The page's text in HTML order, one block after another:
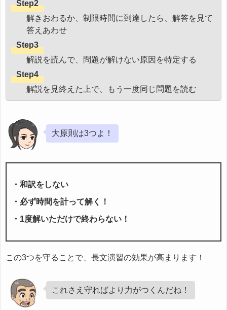
Step2
解きおわるか、制限時間に到達したら、解答を見て
答えあわせ
Step3
解説を読んで、問題が解けない原因を特定する
Step4
解説を見終えた上で、もう一度同じ問題を読む
大原則は3つよ！
・和訳をしない
・必ず時間を計って解く！
・1度解いただけで終わらない！
この3つを守ることで、長文演習の効果が高まります！
これさえ守ればより力がつくんだね！